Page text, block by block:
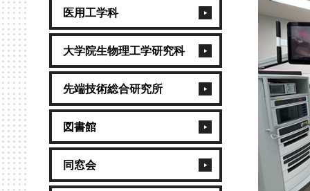
医用工学科
大学院生物理工学研究科
先端技術総合研究所
図書館
同窓会